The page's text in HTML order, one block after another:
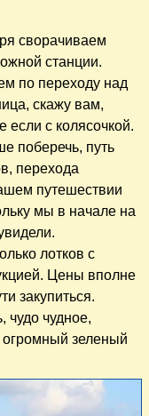
сворачиваем
станции.
по переходу над
скажу вам,
с колясочкой.
поберечь, путь
перехода
путешествии
мы в начале на
лотков с
Цены вполне
закупиться.
чудо чудное,
зеленый